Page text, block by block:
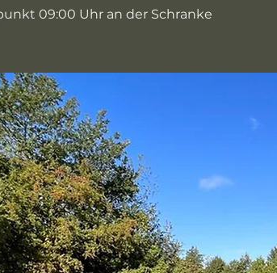
09:00 Uhr an der Schranke